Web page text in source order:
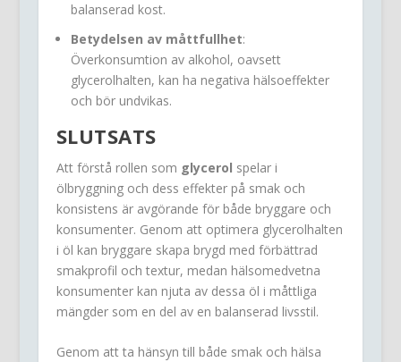
balanserad kost.
Betydelsen av måttfullhet:
Överkonsumtion av alkohol, oavsett
glycerolhalten, kan ha negativa hälsoeffekter
och bör undvikas.
SLUTSATS
Att förstå rollen som glycerol spelar i
ölbryggning och dess effekter på smak och
konsistens är avgörande för både bryggare och
konsumenter. Genom att optimera glycerolhalten
i öl kan bryggare skapa brygd med förbättrad
smakprofil och textur, medan hälsomedvetna
konsumenter kan njuta av dessa öl i måttliga
mängder som en del av en balanserad livsstil.
Genom att ta hänsyn till både smak och hälsa